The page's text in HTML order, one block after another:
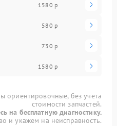
1580 р
580 р
730 р
1580 р
ориентировочные, без учета
стоимости запчастей.
на бесплатную диагностику.
и укажем на неисправность.